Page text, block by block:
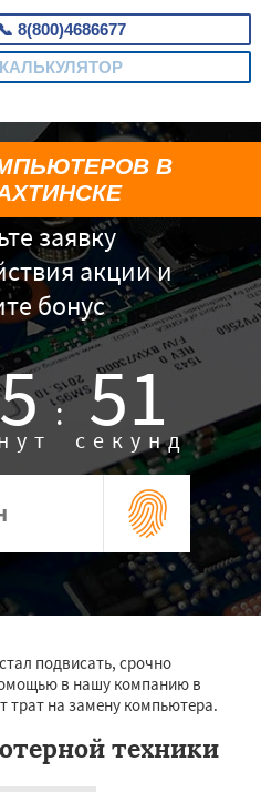
8(800)4686677
КАЛЬКУЛЯТОР
заявку
акции и
бонус
: 50
секунд
В
подвисать, срочно
в нашу компанию в
трат на замену компьютера.
техники